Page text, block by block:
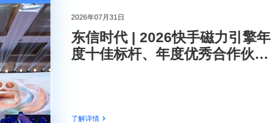
联系东信
2026年07月31日
东信时代 | 2026快手磁力引擎年
度十佳标杆、年度优秀合作伙
了解详情